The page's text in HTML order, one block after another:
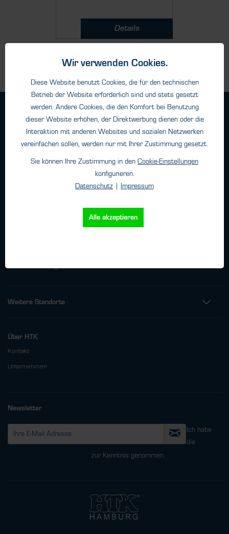
Details
Geschäftsbedingungen
Datenschutz
Oehleckerring 32 • 22419 Hamburg
Weitere Standorte
Über HTK
Kontakt
Unternehmen
Newsletter
Ich habe
die
zur Kenntnis genommen.
Wir verwenden Cookies.
Diese Website benutzt Cookies, die für den technischen
Betrieb der Website erforderlich sind und stets gesetzt
werden. Andere Cookies, die den Komfort bei Benutzung
dieser Website erhöhen, der Direktwerbung dienen oder die
Interaktion mit anderen Websites und sozialen Netzwerken
vereinfachen sollen, werden nur mit Ihrer Zustimmung gesetzt.
Sie können Ihre Zustimmung in den Cookie-Einstellungen
konfigurieren.
Datenschutz
Impressum
Alle akzeptieren